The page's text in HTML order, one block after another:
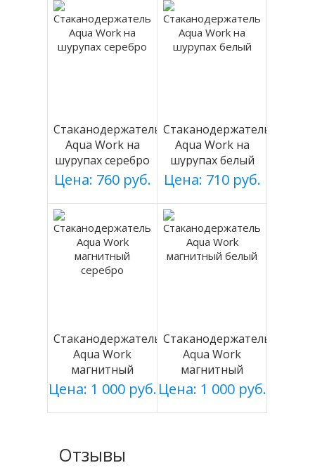
Стаканодержатель
Aqua Work на
шурупах серебро
Цена: 760 руб.
Стаканодержатель
Aqua Work на
шурупах белый
Цена: 710 руб.
Стаканодержатель
Aqua Work
магнитный
серебро
Цена: 1 000 руб.
Стаканодержатель
Aqua Work
магнитный
белый
Цена: 1 000 руб.
Отзывы